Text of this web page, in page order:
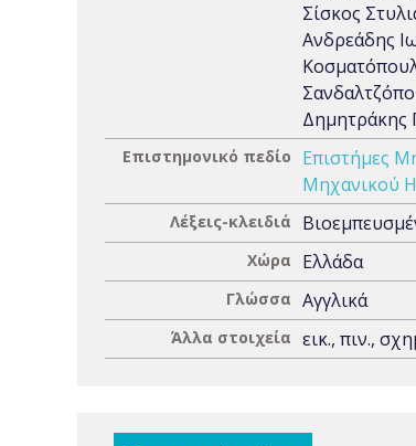
Σίσκος
Ανδρεάδης
Δημητράκης
Επιστημονικό πεδίο Επιστήμες
Μηχανικού
Λέξεις-κλειδιά
Χώρα Ελλάδα
Γλώσσα Αγγλικά
Άλλα στοιχεία εικ., πιν.,